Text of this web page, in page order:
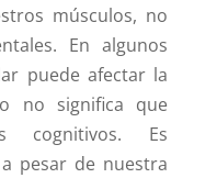
músculos, no
En algunos
puede afectar la
no significa que
cognitivos. Es
pesar de nuestra